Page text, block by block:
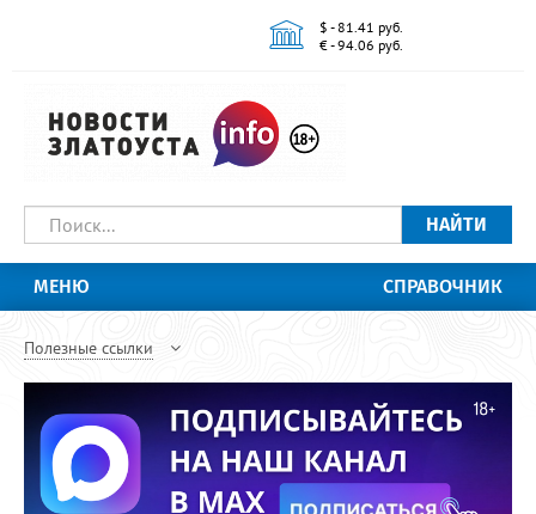
$ - 81.41 руб.
€ - 94.06 руб.
НАЙТИ
МЕНЮ СПРАВОЧНИК
Полезные ссылки